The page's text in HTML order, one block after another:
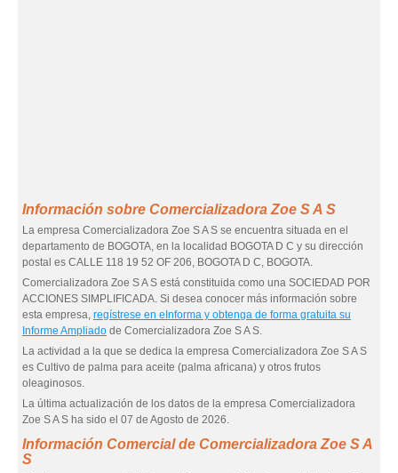
Información sobre Comercializadora Zoe S A S
La empresa Comercializadora Zoe S A S se encuentra situada en el
departamento de BOGOTA, en la localidad BOGOTA D C y su dirección
postal es CALLE 118 19 52 OF 206, BOGOTA D C, BOGOTA.
Comercializadora Zoe S A S está constituida como una SOCIEDAD POR
ACCIONES SIMPLIFICADA. Si desea conocer más información sobre
esta empresa, regístrese en eInforma y obtenga de forma gratuita su
Informe Ampliado de Comercializadora Zoe S A S.
La actividad a la que se dedica la empresa Comercializadora Zoe S A S
es Cultivo de palma para aceite (palma africana) y otros frutos
oleaginosos.
La última actualización de los datos de la empresa Comercializadora
Zoe S A S ha sido el 07 de Agosto de 2026.
Información Comercial de Comercializadora Zoe S A
S